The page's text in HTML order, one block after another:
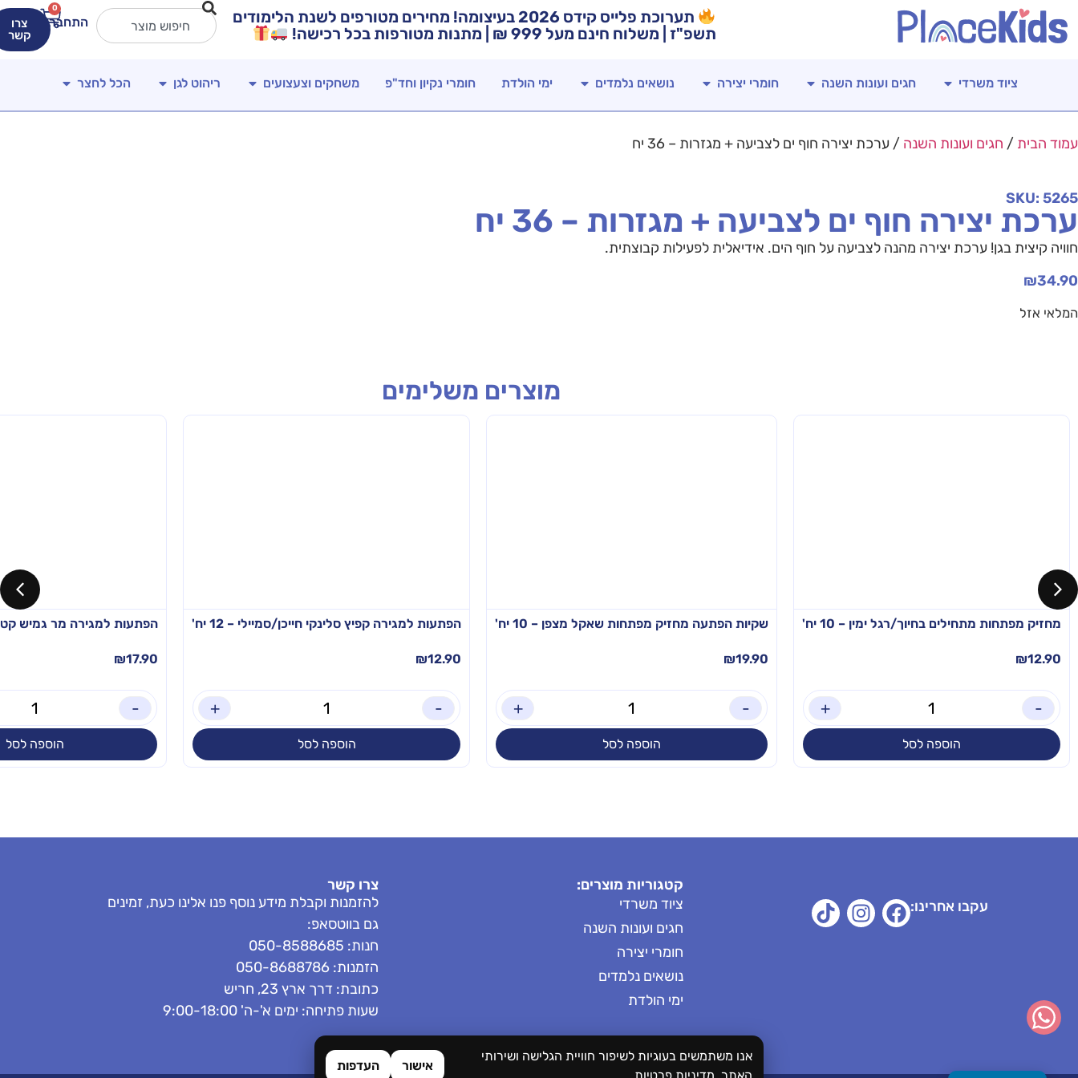
תערוכת פלייס קידס 2026 בעיצומה! מחירים מטורפים לשנת הלימודים
תשפ"ז | משלוח חינם מעל 999 ₪ | מתנות מטורפות בכל רכישה!
התחברות
0
צרו
קשר
ציוד משרדי חגים ועונות השנה חומרי יצירה נושאים נלמדים ימי הולדת חומרי נקיון וחד"פ משחקים וצעצועים ריהוט לגן הכל לחצר
עמוד הבית / חגים ועונות השנה / ערכת יצירה חוף ים לצביעה + מגזרות – 36 יח
SKU: 5265
ערכת יצירה חוף ים לצביעה + מגזרות – 36 יח
חוויה קיצית בגן! ערכת יצירה מהנה לצביעה על חוף הים. אידיאלית לפעילות קבוצתית.
₪34.90
המלאי אזל
מוצרים משלימים
מחזיק מפתחות מתחילים בחיוך/רגל ימין – 10 יח'
₪12.90
-
+
הוספה לסל
שקיות הפתעה מחזיק מפתחות שאקל מצפן – 10 יח'
₪19.90
-
+
הוספה לסל
הפתעות למגירה קפיץ סלינקי חייכן/סמיילי – 12 יח'
₪12.90
-
+
הוספה לסל
הפתעות למגירה מר גמיש קטן
₪17.90
-
הוספה לסל
עקבו אחרינו:
קטגוריות מוצרים:
ציוד משרדי
חגים ועונות השנה
חומרי יצירה
נושאים נלמדים
ימי הולדת
צרו קשר
להזמנות וקבלת מידע נוסף פנו אלינו כעת, זמינים
גם בווטסאפ:
חנות: 050-8588685
הזמנות: 050-8688786
כתובת: דרך ארץ 23, חריש
שעות פתיחה: ימים א'-ה' 9:00-18:00
אנו משתמשים בעוגיות לשיפור חוויית הגלישה ושירותי
אישור העדפות